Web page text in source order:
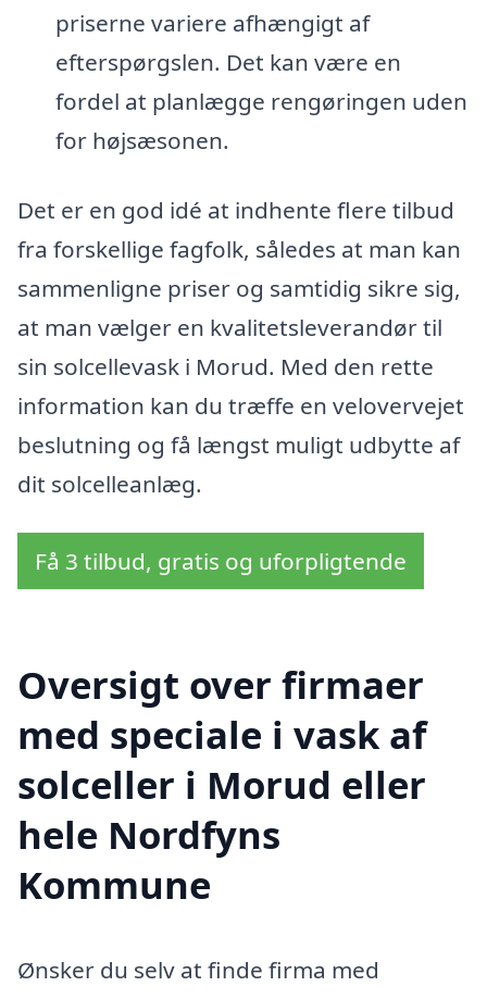
priserne variere afhængigt af
efterspørgslen. Det kan være en
fordel at planlægge rengøringen uden
for højsæsonen.
Det er en god idé at indhente flere tilbud
fra forskellige fagfolk, således at man kan
sammenligne priser og samtidig sikre sig,
at man vælger en kvalitetsleverandør til
sin solcellevask i Morud. Med den rette
information kan du træffe en velovervejet
beslutning og få længst muligt udbytte af
dit solcelleanlæg.
Få 3 tilbud, gratis og uforpligtende
Oversigt over firmaer
med speciale i vask af
solceller i Morud eller
hele Nordfyns
Kommune
Ønsker du selv at finde firma med